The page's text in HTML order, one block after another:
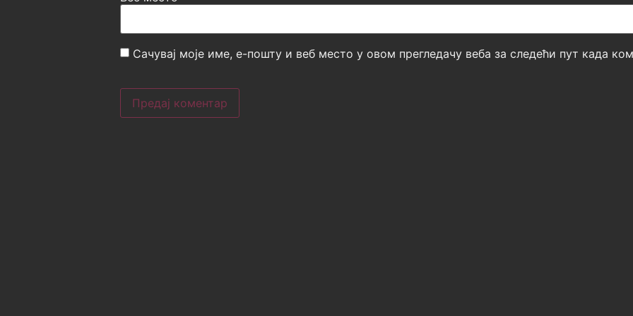
Сачувај моје име, е-пошту и веб место у овом прегледачу веба за следећи пут када